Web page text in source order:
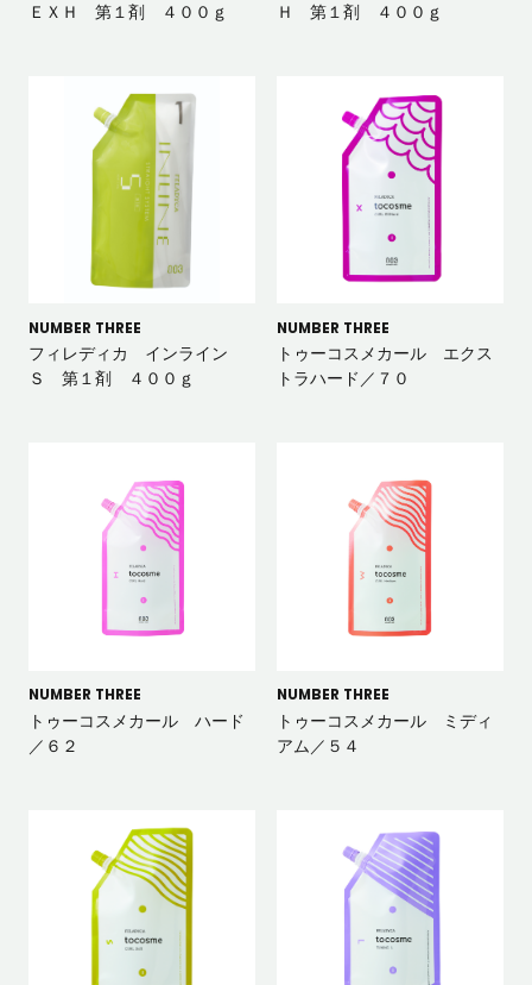
ＥＸＨ 第１剤 ４００ｇ
Ｈ 第１剤 ４００ｇ
NUMBER THREE
フィレディカ インライン
Ｓ 第１剤 ４００ｇ
NUMBER THREE
トゥーコスメカール エクス
トラハード／７０
NUMBER THREE
トゥーコスメカール ハード
／６２
NUMBER THREE
トゥーコスメカール ミディ
アム／５４